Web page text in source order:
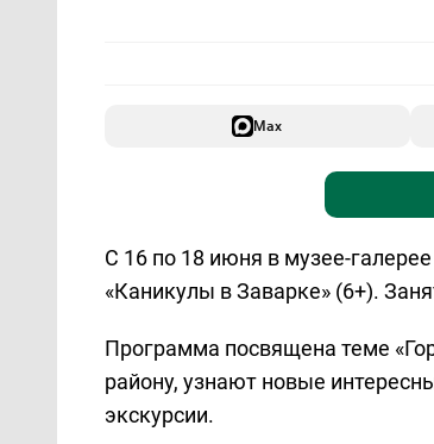
Max
С 16 по 18 июня в музее-
«Каникулы в Заварке» (6+).
Программа посвящена теме
району, узнают новые
экскурсии.